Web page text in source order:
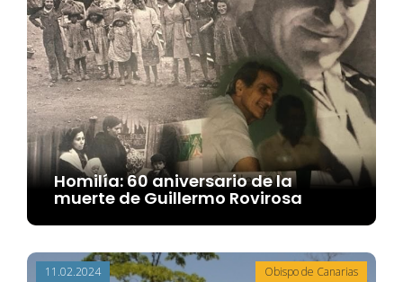
Homilía: 60 aniversario de la
muerte de Guillermo Rovirosa
11.02.2024 Obispo de Canarias